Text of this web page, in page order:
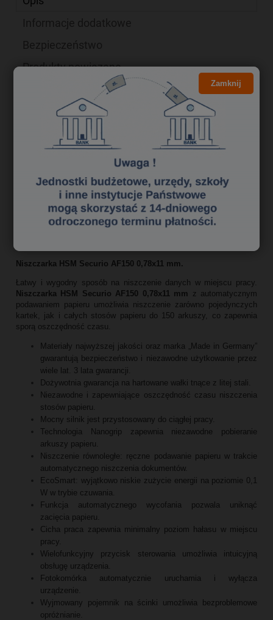
Produkty powiązane
Zamów niszczarkę HSM
Securio AF150 0,78x11
mm i zyskaj:
Rabat aż600 zł.lub
bony Sodexo w
prezencie
Ty wybierasz !
Dostawa kurierem
GRATIS
Niszczarka HSM Securio AF150 0,78x11 mm.
Łatwy i wygodny sposób na niszczenie danych w miejscu pracy.
Niszczarka HSM Securio AF150 0,78x11 mm
z automatycznym
podawaniem papieru umożliwia niszczenie zarówno pojedynczych
kartek, jak i całych stosów papieru do 150 arkuszy, co zapewnia
sporą oszczędność czasu.
Materiały najwyższej jakości oraz marka „Made in Germany”
gwarantują bezpieczeństwo i niezawodne użytkowanie przez
wiele lat. 3 lata gwarancji.
Dożywotnia gwarancja na hartowane wałki tnące z litej stali.
Niezawodne i zapewniające oszczędność czasu niszczenia
stosów papieru.
Mocny silnik jest przystosowany do ciągłej pracy.
Technologia Nanogrip zapewnia niezawodne pobieranie
arkuszy papieru.
Niszczenie równoległe: ręczne podawanie papieru w trakcie
automatycznego niszczenia dokumentów.
EcoSmart: wyjątkowo niskie zużycie energii na poziomie 0,1
W w trybie czuwania.
Funkcja automatycznego wycofania pozwala uniknąć
zacięcia papieru.
Cicha praca zapewnia minimalny poziom hałasu w miejscu
pracy.
Wielofunkcyjny przycisk sterowania umożliwia intuicyjną
obsługę urządzenia.
Fotokomórka automatycznie uruchamia i wyłącza
urządzenie.
Wyjmowany pojemnik na ścinki umożliwia bezproblemowe
opróżnianie.
Zamknij